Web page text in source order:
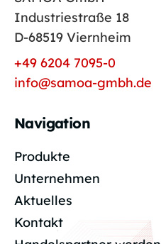
Industriestraße 18
D-68519 Viernheim
+49 6204 7095-0
info@samoa-gmbh.de
Navigation
Produkte
Unternehmen
Aktuelles
Kontakt